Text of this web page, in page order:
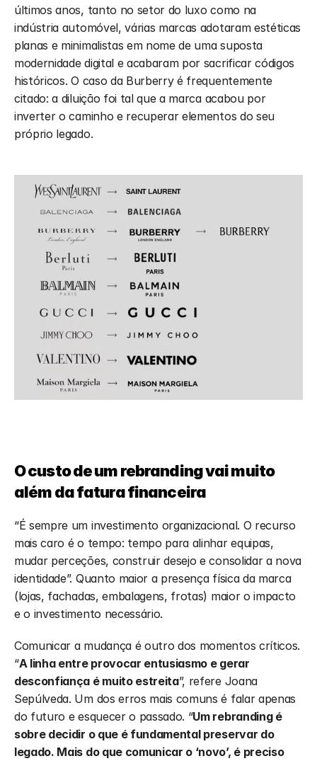
últimos anos, tanto no setor do luxo como na
indústria automóvel, várias marcas adotaram estéticas
planas e minimalistas em nome de uma suposta
modernidade digital e acabaram por sacrificar códigos
históricos. O caso da Burberry é frequentemente
citado: a diluição foi tal que a marca acabou por
inverter o caminho e recuperar elementos do seu
próprio legado.
O custo de um rebranding vai muito
além da fatura financeira
“É sempre um investimento organizacional. O recurso
mais caro é o tempo: tempo para alinhar equipas,
mudar perceções, construir desejo e consolidar a nova
identidade”. Quanto maior a presença física da marca
(lojas, fachadas, embalagens, frotas) maior o impacto
e o investimento necessário.
Comunicar a mudança é outro dos momentos críticos.
“A linha entre provocar entusiasmo e gerar
desconfiança é muito estreita”, refere Joana
Sepúlveda. Um dos erros mais comuns é falar apenas
do futuro e esquecer o passado. “Um rebranding é
sobre decidir o que é fundamental preservar do
legado. Mais do que comunicar o ‘novo’, é preciso